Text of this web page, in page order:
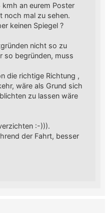
an eurem Poster
noch mal zu sehen.
keinen Spiegel ?
nicht so zu
so begründen, muss
die richtige Richtung ,
wäre als Grund sich
zu lassen wäre
:-))).
der Fahrt, besser